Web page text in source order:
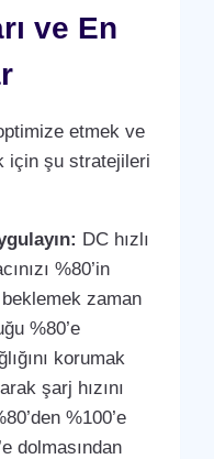
ve En
etmek ve
için şu stratejileri
DC hızlı
%80’in
zaman
%80’e
korumak
şarj hızını
%100’e
dolmasından